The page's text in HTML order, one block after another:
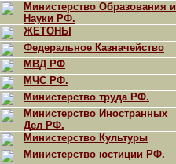
Министерство Образования и
Науки РФ.
ЖЕТОНЫ
Федеральное Казначейство
МВД РФ
МЧС РФ.
Министерство труда РФ.
Министерство Иностранных
Дел РФ.
Министерство Культуры
Министерство юстиции РФ.